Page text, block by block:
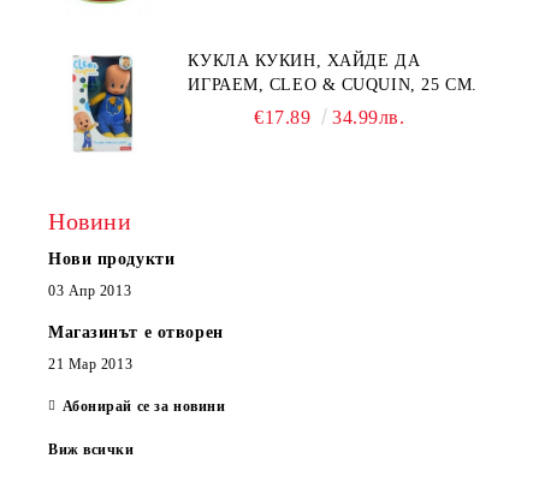
КУКЛА КУКИН, ХАЙДЕ ДА
ИГРАЕМ, CLEO & CUQUIN, 25 СМ.
€17.89 34.99лв.
Новини
Нови продукти
03 Апр 2013
Магазинът е отворен
21 Мар 2013
Абонирай се за новини
Виж всички